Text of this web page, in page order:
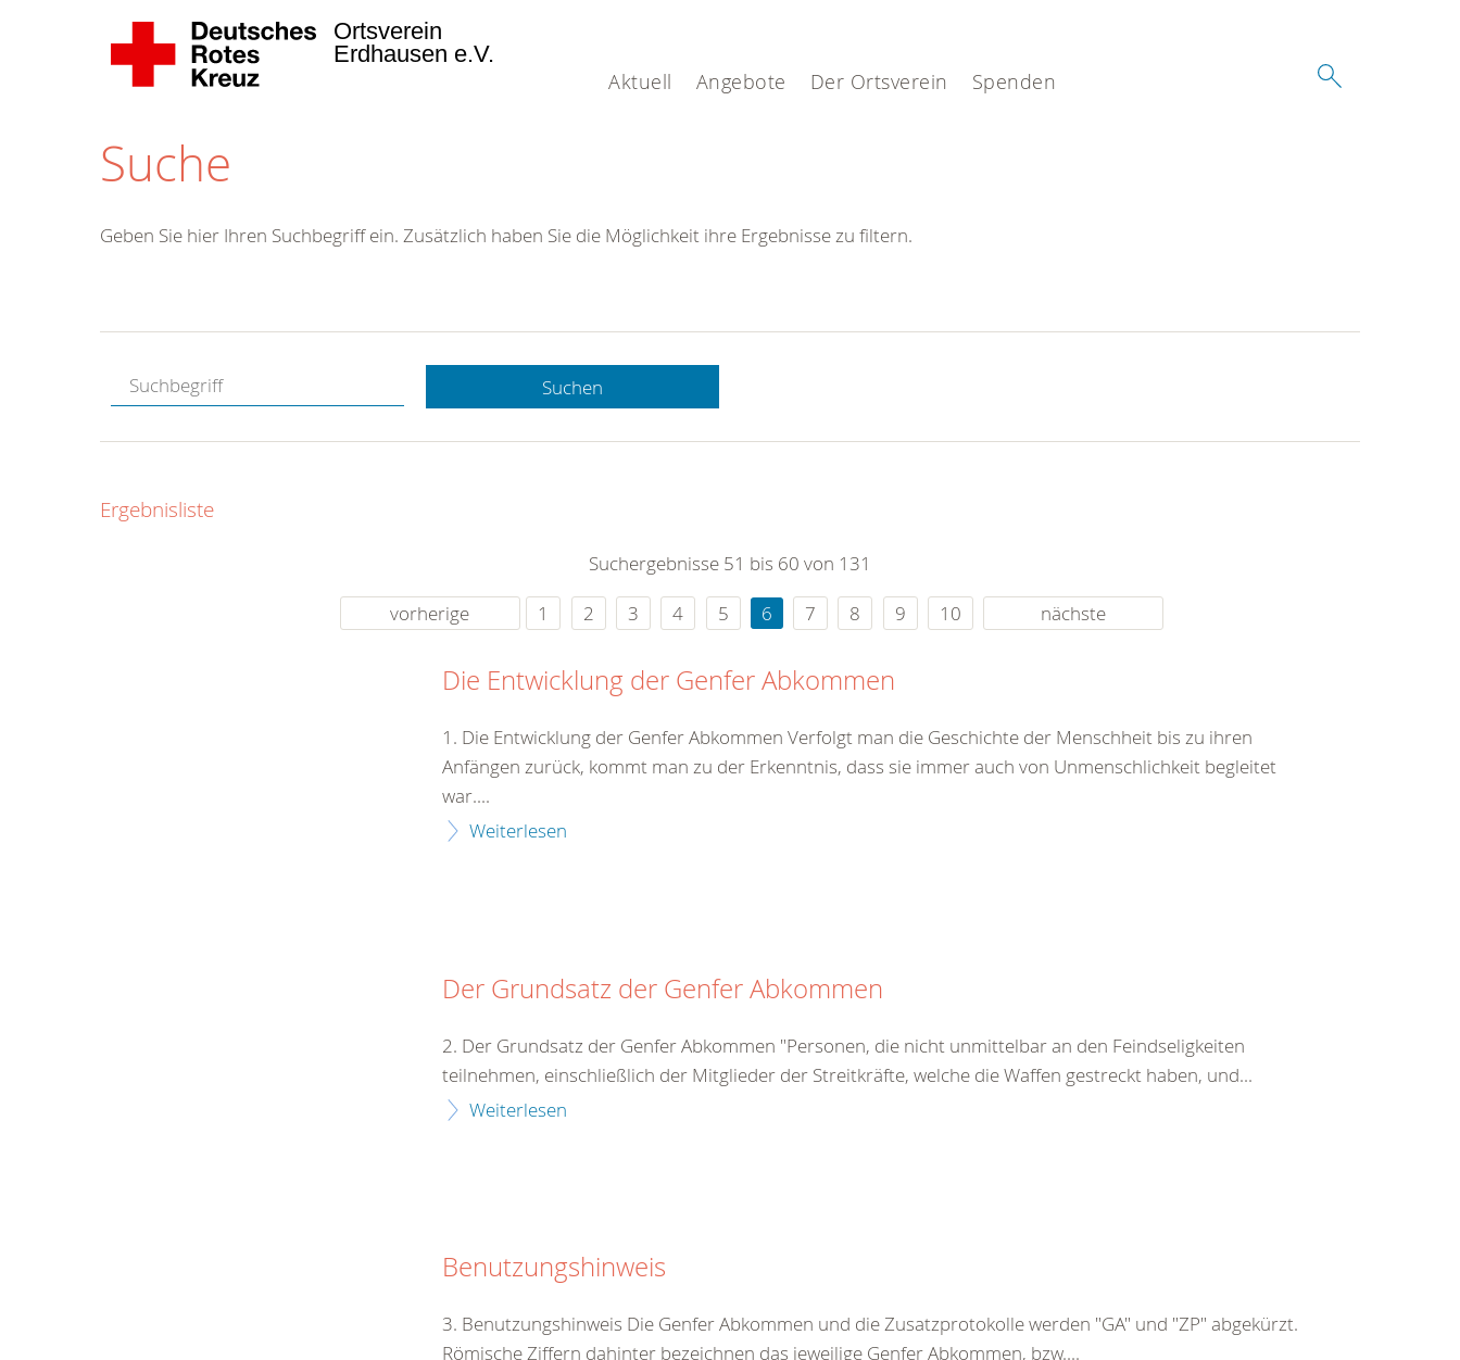
Aktuell Angebote Der Ortsverein Spenden
Ortsverein
Erdhausen e.V.
Suche
Hotline.
gerne.
rund um die Uhr
Geben Sie hier Ihren Suchbegriff ein. Zusätzlich haben Sie die Möglichkeit ihre Ergebnisse zu filtern.
Suchen
Ergebnisliste
Suchergebnisse 51 bis 60 von 131
vorherige
1 2 3 4 5 6 7 8 9 10 nächste
Die Entwicklung der Genfer Abkommen
1. Die Entwicklung der Genfer Abkommen Verfolgt man die Geschichte der Menschheit bis zu ihren
Anfängen zurück, kommt man zu der Erkenntnis, dass sie immer auch von Unmenschlichkeit begleitet
war....
Weiterlesen
Der Grundsatz der Genfer Abkommen
2. Der Grundsatz der Genfer Abkommen "Personen, die nicht unmittelbar an den Feindseligkeiten
teilnehmen, einschließlich der Mitglieder der Streitkräfte, welche die Waffen gestreckt haben, und...
Weiterlesen
Benutzungshinweis
3. Benutzungshinweis Die Genfer Abkommen und die Zusatzprotokolle werden "GA" und "ZP" abgekürzt.
Römische Ziffern dahinter bezeichnen das jeweilige Genfer Abkommen, bzw....